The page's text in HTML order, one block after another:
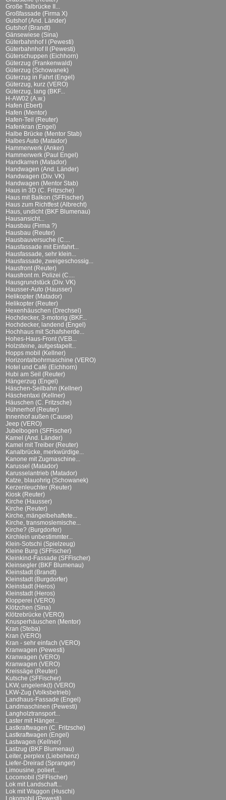
Große Talbrücke II...
Großfassade (Firma X)
Gutshof (And. Länder)
Gutshof (Brandt)
Gänsewiese (Sina)
Güterbahnhof I (Pewesti)
Güterbahnhof II (Pewesti)
Güterschuppen (Eichhorn)
Güterzug (Frankenwald)
Güterzug (Schowanek)
Güterzug in Fahrt (Engel)
Güterzug, kurz (VERO)
Güterzug, lang (BKF...
H-AW02 (A.w.)
Hafen (Ebert)
Hafen (Mentor)
Hafen-Teil (Reuter)
Hafenkran (Engel)
Halbe Brücke (Mentor Stab)
Halbes Auto (Matador)
Hammerwerk (Anker)
Hammerwerk (Paul Engel)
Handkarren (Matador)
Handwagen (And. Länder)
Handwagen (Div. VK)
Handwagen (Mentor Stab)
Haus in 3D (C. Fritzsche)
Haus mit Balkon (SFFischer)
Haus zum Richtfest (Albrecht)
Haus, undicht (BKF Blumenau)
Hausansicht...
Hausbau (Firma ?)
Hausbau (Reuter)
Hausbauversuche (C....
Hausfassade mit Einfahrt...
Hausfassade, sehr klein...
Hausfassade, zweigeschossig...
Hausfront (Reuter)
Hausfront m. Polizei (C....
Hausgrundstück (Div. VK)
Hausser-Auto (Hausser)
Helikopter (Matador)
Helikopter (Reuter)
Hexenhäuschen (Drechsel)
Hochdecker, 3-motorig (BKF...
Hochdecker, landend (Engel)
Hochhaus mit Schafsherde...
Hohes-Haus-Front (VEB...
Holzsteine, aufgestapelt...
Hopps mobil (Kellner)
Horizontalbohrmaschine (VERO)
Hotel und Café (Eichhorn)
Hubi am Seil (Reuter)
Hängerzug (Engel)
Häschen-Seilbahn (Kellner)
Häschentaxi (Kellner)
Häuschen (C. Fritzsche)
Hühnerhof (Reuter)
Innenhof außen (Cause)
Jeep (VERO)
Jubelbogen (SFFischer)
Kamel (And. Länder)
Kamel mit Treiber (Reuter)
Kanalbrücke, merkwürdige...
Kanone mit Zugmaschine...
Karussel (Matador)
Karusselantrieb (Matador)
Katze, blauohrig (Schowanek)
Kerzenleuchter (Reuter)
Kiosk (Reuter)
Kirche (Hausser)
Kirche (Reuter)
Kirche, mängelbehaftete...
Kirche, transmoslemische...
Kirche? (Burgdorfer)
Kirchlein unbestimmter...
Klein-Sotschi (Spielzeug)
Kleine Burg (SFFischer)
Kleinkind-Fassade (SFFischer)
Kleinsegler (BKF Blumenau)
Kleinstadt (Brandt)
Kleinstadt (Burgdorfer)
Kleinstadt (Heros)
Kleinstadt (Heros)
Klopperei (VERO)
Klötzchen (Sina)
Klötzebrücke (VERO)
Knusperhäuschen (Mentor)
Kran (Steba)
Kran (VERO)
Kran - sehr einfach (VERO)
Kranwagen (Pewesti)
Kranwagen (VERO)
Kranwagen (VERO)
Kreissäge (Reuter)
Kutsche (SFFischer)
LKW, ungelenk(t) (VERO)
LKW-Zug (Volksbetrieb)
Landhaus-Fassade (Engel)
Landmaschinen (Pewesti)
Langholztransport...
Laster mit Hänger...
Lastkraftwagen (C. Fritzsche)
Lastkraftwagen (Engel)
Lastwagen (Kellner)
Lastzug (BKF Blumenau)
Leiter, perplex (Liebehenz)
Liefer-Dreirad (Spranger)
Limousine, poliert...
Locomobil (SFFischer)
Lok mit Landschaft...
Lok mit Waggon (Huschi)
Lokomobil (Pewesti)